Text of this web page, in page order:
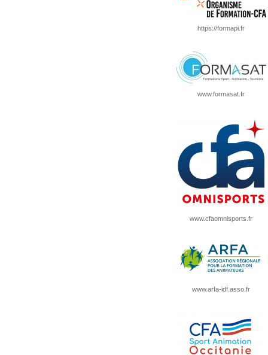
https://formapi.fr
www.formasat.fr
www.cfaomnisports.fr
www.arfa-idf.asso.fr